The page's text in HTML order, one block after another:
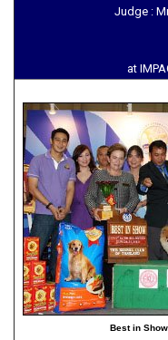
Judge :
at
Best in Show